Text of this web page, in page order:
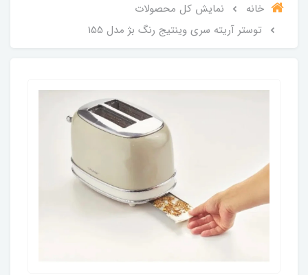
خانه
نمایش کل محصولات
توستر آریته سری وینتیج رنگ بژ مدل 155